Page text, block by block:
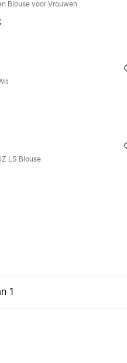
Blouse voor Vrouwen
LS Blouse
1